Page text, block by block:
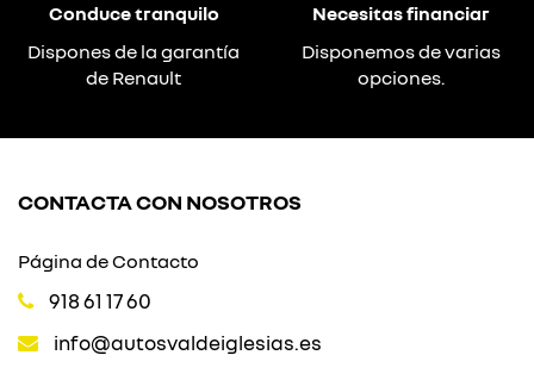
Conduce tranquilo
Dispones de la garantía
de Renault
Necesitas financiar
Disponemos de varias
opciones.
CONTACTA CON NOSOTROS
Página de Contacto
918 61 17 60
info@autosvaldeiglesias.es